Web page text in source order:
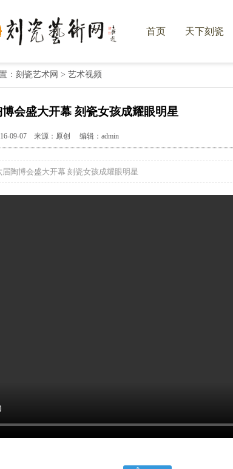
首页 天下刻瓷
：刻瓷艺术网 > 艺术视频
会盛大开幕 刻瓷女孩成耀眼明星
09-07 来源：原创 编辑：admin
陶博会盛大开幕 刻瓷女孩成耀眼明星